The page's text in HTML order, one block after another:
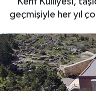
geçmişiyle her yıl
Haber Arşivi